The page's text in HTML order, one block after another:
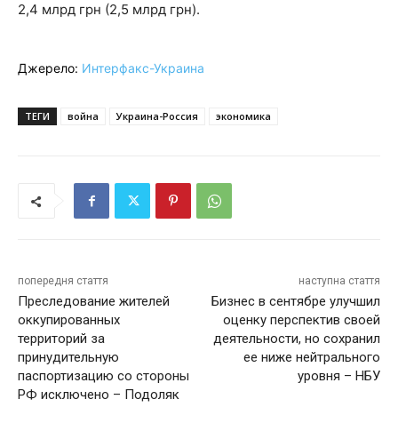
2,4 млрд грн (2,5 млрд грн).
Джерело: Интерфакс-Украина
ТЕГИ война Украина-Россия экономика
попередня стаття
Преследование жителей
оккупированных
территорий за
принудительную
паспортизацию со стороны
РФ исключено – Подоляк
наступна стаття
Бизнес в сентябре улучшил
оценку перспектив своей
деятельности, но сохранил
ее ниже нейтрального
уровня – НБУ